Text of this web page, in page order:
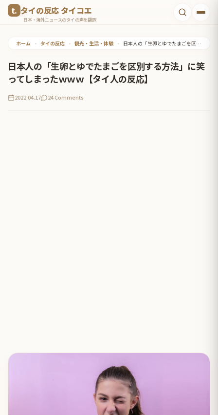
タイの反応 タイコエ
日本・海外ニュースのタイの声を翻訳
ホーム • タイの反応 • 観光・生活・体験 • 日本人の「生卵とゆでたまごを区別する方法」に笑ってしまったｗｗｗ【タイ人の反応】
日本人の「生卵とゆでたまごを区別する方法」に笑
ってしまったｗｗｗ【タイ人の反応】
2022.04.17 24 Comments